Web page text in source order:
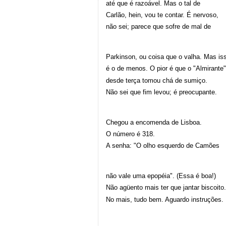
até que é razoável. Mas o tal de
Carlão, hein, vou te contar. É nervoso,
não sei; parece que sofre de mal de
Parkinson, ou coisa que o valha. Mas
é o de menos. O pior é que o "Almirante"
desde terça tomou chá de sumiço.
Não sei que fim levou; é preocupante.
Chegou a encomenda de Lisboa.
O número é 318.
A senha: "O olho esquerdo de Camões
não vale uma epopéia". (Essa é boa!)
Não agüento mais ter que jantar biscoito.
No mais, tudo bem. Aguardo instruções.